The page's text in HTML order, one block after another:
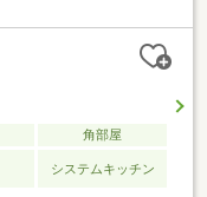
角部屋
システムキッチン